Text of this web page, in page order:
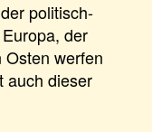
politisch-
der
werfen
auch dieser